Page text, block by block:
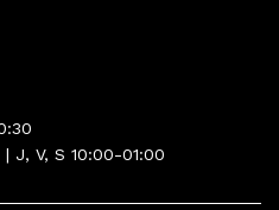
J, V, S 10:00-01:00